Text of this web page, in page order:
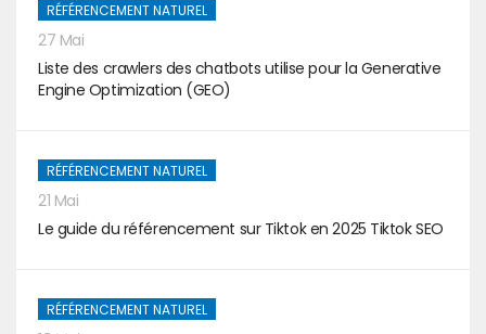
RÉFÉRENCEMENT NATUREL
27 Mai
Liste des crawlers des chatbots utilise pour la Generative
Engine Optimization (GEO)
RÉFÉRENCEMENT NATUREL
21 Mai
Le guide du référencement sur Tiktok en 2025 Tiktok SEO
RÉFÉRENCEMENT NATUREL